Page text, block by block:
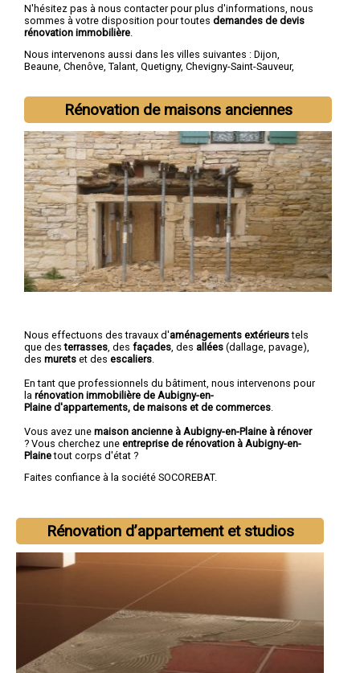
N'hésitez pas à nous contacter pour plus d'informations, nous
sommes à votre disposition pour toutes demandes de devis
rénovation immobilière
Nous intervenons aussi dans les villes suivantes : Dijon,
Beaune, Chenôve, Talant, Quetigny, Chevigny-Saint-Sauveur,
Rénovation de maisons anciennes
Nous effectuons des travaux d'aménagements extérieurstels
que desterrasses , des façades , des allées (dallage, pavage),
des murets et des escaliers
En tant que professionnels du bâtiment, nous intervenons pour
la rénovation immobilière de Aubigny-en-
Plaine d'appartements, de maisons et de commerces
Vous avez une maison ancienne à Aubigny-en-Plaine à rénover
? Vous cherchez une entreprise de rénovation à Aubigny-en-
Plainetout corps d'état ?
Faites confiance à la société SOCOREBAT.
Rénovation d’appartement et studios